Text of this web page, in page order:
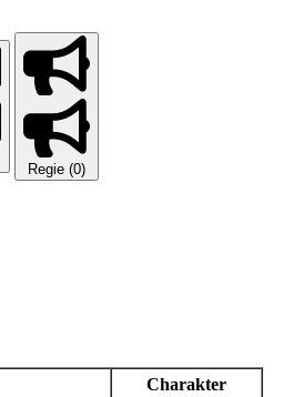
Regie (0)
Charakter